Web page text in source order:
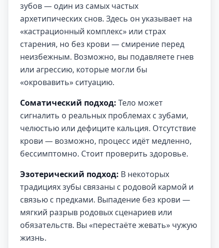
зубов — один из самых частых
архетипических снов. Здесь он указывает на
«кастрационный комплекс» или страх
старения, но без крови — смирение перед
неизбежным. Возможно, вы подавляете гнев
или агрессию, которые могли бы
«окровавить» ситуацию.
Соматический подход: Тело может
сигналить о реальных проблемах с зубами,
челюстью или дефиците кальция. Отсутствие
крови — возможно, процесс идёт медленно,
бессимптомно. Стоит проверить здоровье.
Эзотерический подход: В некоторых
традициях зубы связаны с родовой кармой и
связью с предками. Выпадение без крови —
мягкий разрыв родовых сценариев или
обязательств. Вы «перестаёте жевать» чужую
жизнь.